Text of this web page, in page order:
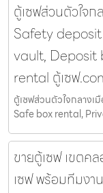
ตู้เซฟส่วนตัวใจ
Safety
vault, Deposit
rental ตู้เซฟ
ตู้เซฟส่วนตัวใจกลาง
Safe box rental,
ขายตู้เซฟ เขตค
เซฟ พร้อมทีมงา